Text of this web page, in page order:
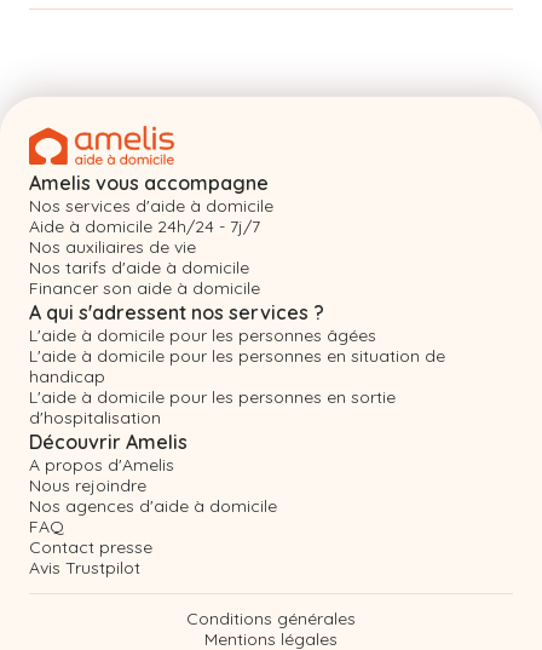
Amelis vous accompagne
Nos services d'aide à domicile
Aide à domicile 24h/24 - 7j/7
Nos auxiliaires de vie
Nos tarifs d'aide à domicile
Financer son aide à domicile
A qui s'adressent nos services ?
L'aide à domicile pour les personnes âgées
L'aide à domicile pour les personnes en situation de
handicap
L'aide à domicile pour les personnes en sortie
d'hospitalisation
Découvrir Amelis
A propos d'Amelis
Nous rejoindre
Nos agences d'aide à domicile
FAQ
Contact presse
Avis Trustpilot
Conditions générales
Mentions légales